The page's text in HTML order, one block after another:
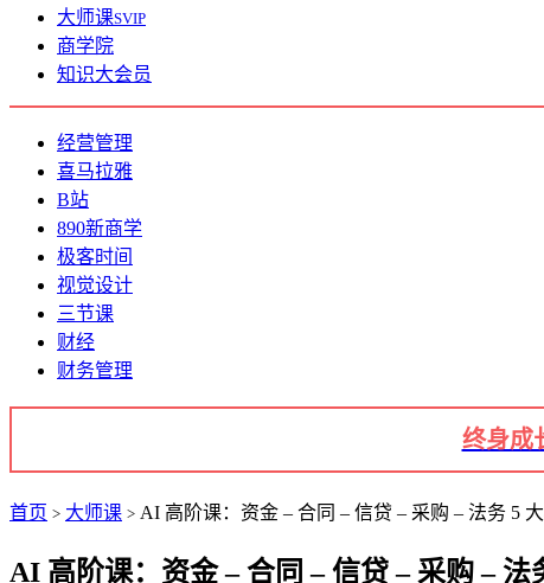
大师课SVIP
商学院
知识大会员
经营管理
喜马拉雅
B站
890新商学
极客时间
视觉设计
三节课
财经
财务管理
终身成
首页 > 大师课 > AI 高阶课：资金 – 合同 – 信贷 – 采购 – 法务 5
AI 高阶课：资金 – 合同 – 信贷 – 采购 –